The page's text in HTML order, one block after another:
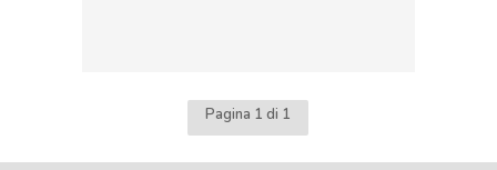
Pagina 1 di 1